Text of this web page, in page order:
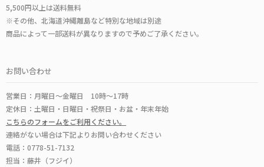
5,500円以上は送料無料
※その他、北海道沖縄離島など特別な地域は別途
商品によって一部送料が異なりますので予めご了承ください。
お問い合わせ
営業日：月曜日～金曜日 10時～17時
定休日：土曜日・日曜日・祝祭日・お盆・年末年始
こちらのフォームをご利用ください。
連絡がない場合は下記よりお問い合わせください
電話：0778-51-7132
担当：藤井（フジイ）